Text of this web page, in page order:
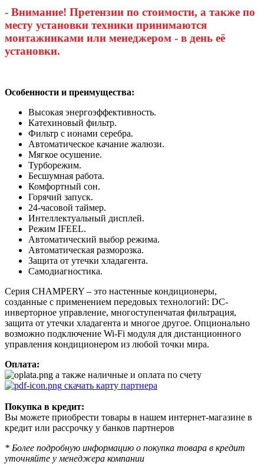
- Внимание! Претензии по стоимости, а также по
месту установки техники принимаются
монтажниками или менеджером - в день её
установки.
Особенности и преимущества:
Высокая энергоэффективность.
Катехиновый фильтр.
Фильтр с ионами серебра.
Автоматическое качание жалюзи.
Мягкое осушение.
Турборежим.
Бесшумная работа.
Комфортный сон.
Горячий запуск.
24-часовой таймер.
Интеллектуальный дисплей.
Режим IFEEL.
Автоматический выбор режима.
Автоматическая разморозка.
Защита от утечки хладагента.
Самодиагностика.
Серия CHAMPERY – это настенные кондиционеры,
созданные с применением передовых технологий: DC-
инверторное управление, многоступенчатая фильтрация,
защита от утечки хладагента и многое другое. Опционально
возможно подключение Wi-Fi модуля для дистанционного
управления кондиционером из любой точки мира.
Оплата:
а также наличные и оплата по счету
скачать карту партнера
Покупка в кредит:
Вы можете приобрести товары в нашем интернет-магазине в
кредит или рассрочку у банков партнеров
* Более подробную информацию о покупка товара в кредит
уточняйте у менеджера компании